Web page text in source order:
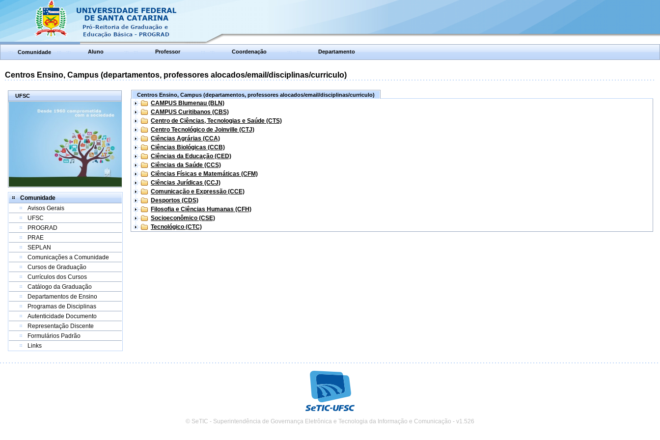
Comunidade Aluno Professor Coordenação Departamento
Centros Ensino, Campus (departamentos, professores alocados/email/disciplinas/curriculo)
UFSC
Comunidade
Avisos Gerais
UFSC
PROGRAD
PRAE
SEPLAN
Comunicações a Comunidade
Cursos de Graduação
Currículos dos Cursos
Catálogo da Graduação
Departamentos de Ensino
Programas de Disciplinas
Autenticidade Documento
Representação Discente
Formulários Padrão
Links
Centros Ensino, Campus (departamentos, professores alocados/email/disciplinas/curriculo)
CAMPUS Blumenau (BLN)
CAMPUS Curitibanos (CBS)
Centro de Ciências, Tecnologias e Saúde (CTS)
Centro Tecnológico de Joinville (CTJ)
Ciências Agrárias (CCA)
Ciências Biológicas (CCB)
Ciências da Educação (CED)
Ciências da Saúde (CCS)
Ciências Físicas e Matemáticas (CFM)
Ciências Jurídicas (CCJ)
Comunicação e Expressão (CCE)
Desportos (CDS)
Filosofia e Ciências Humanas (CFH)
Socioeconômico (CSE)
Tecnológico (CTC)
© SeTIC - Superintendência de Governança Eletrônica e Tecnologia da Informação e Comunicação - v1.526